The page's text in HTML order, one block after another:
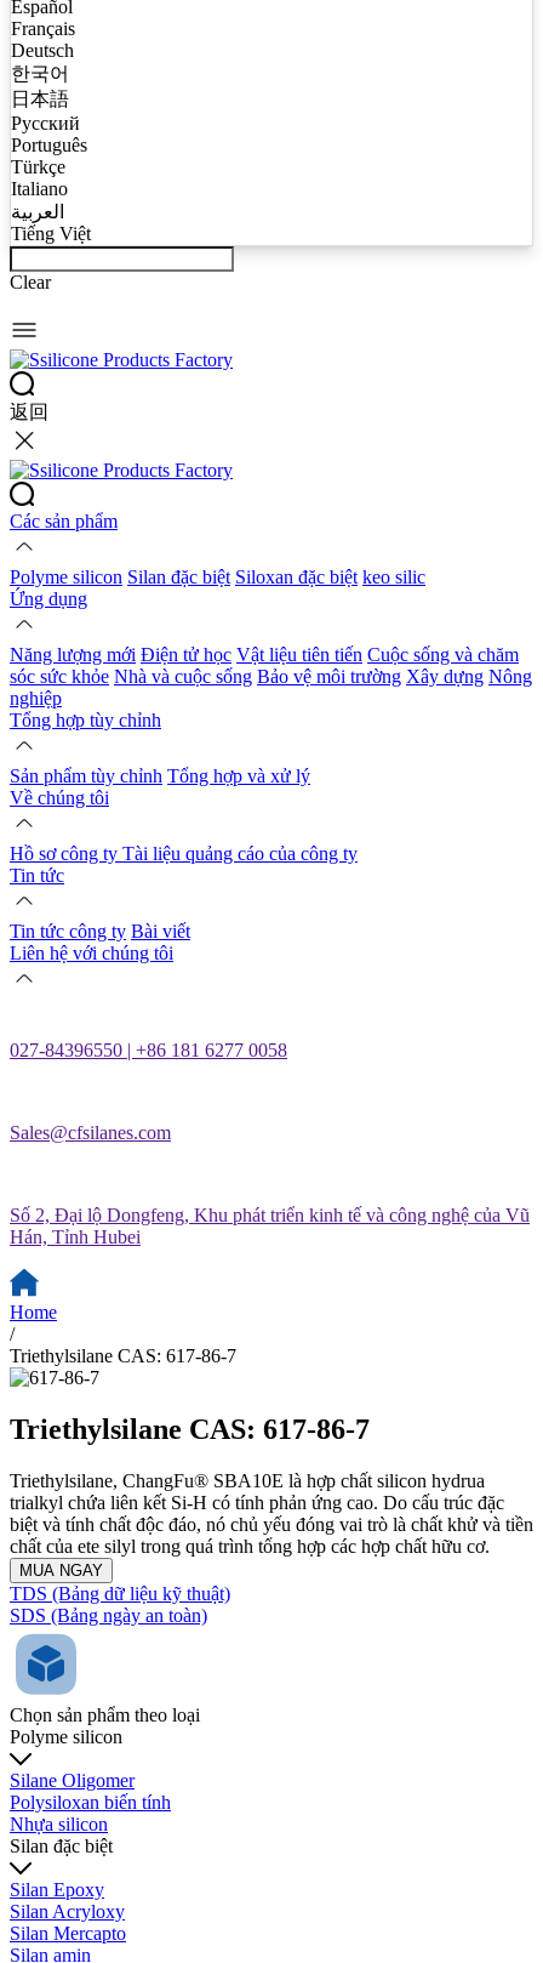
Español
Français
Deutsch
한국어
日本語
Русский
Português
Türkçe
Italiano
العربية
Tiếng Việt
Clear
返回
Các sản phẩm
Polyme silicon Silan đặc biệt Siloxan đặc biệt keo silic
Ứng dụng
Năng lượng mới Điện tử học Vật liệu tiên tiến Cuộc sống và chăm
sóc sức khỏe Nhà và cuộc sống Bảo vệ môi trường Xây dựng Nông
nghiệp
Tổng hợp tùy chỉnh
Sản phẩm tùy chỉnh Tổng hợp và xử lý
Về chúng tôi
Hồ sơ công ty Tài liệu quảng cáo của công ty
Tin tức
Tin tức công ty Bài viết
Liên hệ với chúng tôi
027-84396550 | +86 181 6277 0058
Sales@cfsilanes.com
Số 2, Đại lộ Dongfeng, Khu phát triển kinh tế và công nghệ của Vũ
Hán, Tỉnh Hubei
Home
/
Triethylsilane CAS: 617-86-7
Triethylsilane CAS: 617-86-7
Triethylsilane, ChangFu® SBA10E là hợp chất silicon hydrua
trialkyl chứa liên kết Si-H có tính phản ứng cao. Do cấu trúc đặc
biệt và tính chất độc đáo, nó chủ yếu đóng vai trò là chất khử và tiền
chất của ete silyl trong quá trình tổng hợp các hợp chất hữu cơ.
MUA NGAY
TDS (Bảng dữ liệu kỹ thuật)
SDS (Bảng ngày an toàn)
Chọn sản phẩm theo loại
Polyme silicon
Silane Oligomer
Polysiloxan biến tính
Nhựa silicon
Silan đặc biệt
Silan Epoxy
Silan Acryloxy
Silan Mercapto
Silan amin